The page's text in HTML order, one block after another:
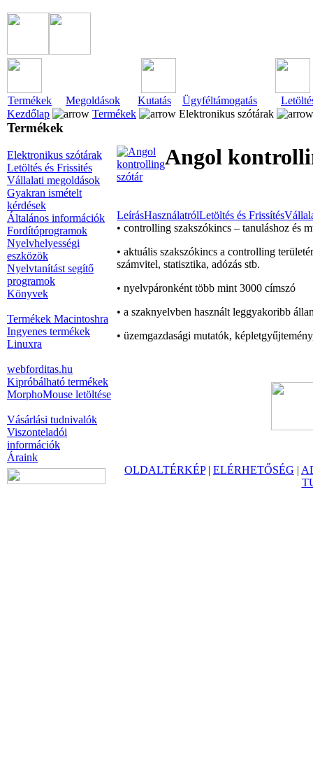
Termékek Megoldások Kutatás Ügyféltámogatás
Kezdőlap
Termékek Elektronikus szótárak
Termékek
Elektronikus szótárak
Letöltés és Frissités
Vállalati megoldások
Gyakran ismételt
kérdések
Általános információk
Fordítóprogramok
Nyelvhelyességi
eszközök
Nyelvtanítást segítő
programok
Könyvek
Termékek Macintoshra
Ingyenes termékek
Linuxra
webforditas.hu
Kipróbálható termékek
MorphoMouse letöltése
Vásárlási tudnivalók
Viszonteladói
információk
Áraink
Angol
LeírásHasználatrólLetöltés és Frissítés
• controlling szakszókincs – tanuláshoz és
• aktuális szakszókincs a controlling
számvitel, statisztika, adózás stb.
• nyelvpáronként több mint 3000 címszó
• a szaknyelvben használt leggyakoribb
• üzemgazdasági mutatók,
OLDALTÉRKÉP| ELÉRHETŐSÉG |